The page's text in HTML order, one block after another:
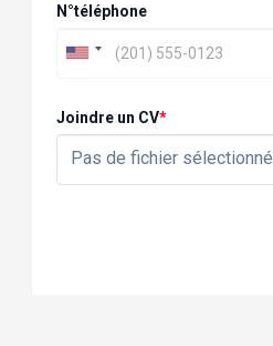
N°téléphone
Joindre un CV*
Pas de fichier sélectionné